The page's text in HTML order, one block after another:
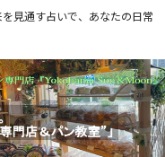
見通す占いで、あなたの日常